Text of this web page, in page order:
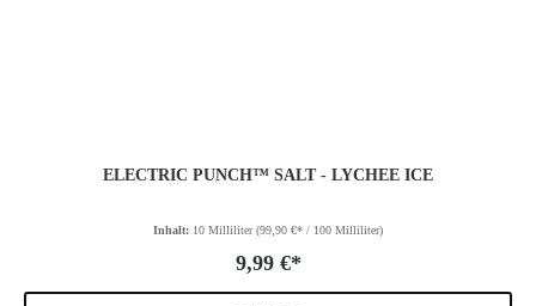
ELECTRIC PUNCH™ SALT - LYCHEE ICE
Inhalt: 10 Milliliter(99,90 €* / 100 Milliliter)
9,99 €*